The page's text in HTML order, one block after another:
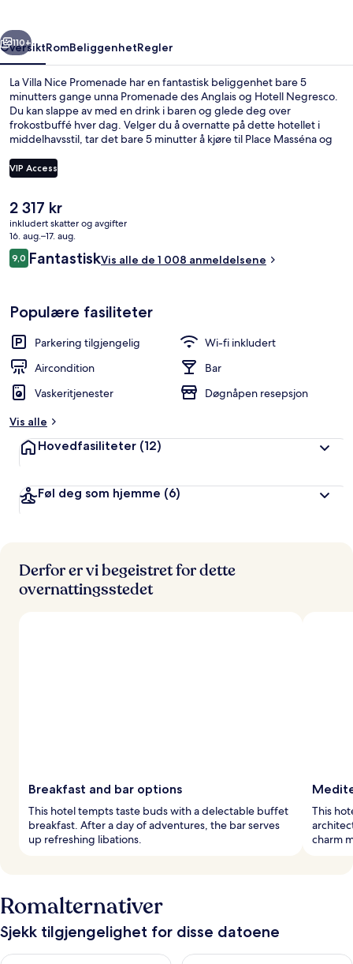
Neste
110+
OversiktRomBeliggenhetRegler
La Villa Nice Promenade har en fantastisk beliggenhet bare 5
minutters gange unna Promenade des Anglais og Hotell Negresco.
Du kan slappe av med en drink i baren og glede deg over
frokostbuffé hver dag. Velger du å overnatte på dette hotellet i
middelhavsstil, tar det bare 5 minutter å kjøre til Place Masséna og
betjeningen. Du kan gå til kollektivtransport: Det tar 5 minutter å gå
til Alsace - Lorraine trikkeholdeplass og 11 minutter å gå til Magnan
VIP Access
Den
nåværende
prisen
er
2 317 kr
2 317 kr
inkludert skatter og avgifter
16. aug.–17. aug.
Anmeldelser
9,09,0 av 10 –
FantastiskVis alle de 1 008 anmeldelsene
Populære fasiliteter
Parkering tilgjengelig
Wi-fi inkludert
Aircondition
Bar
Vaskeritjenester
Døgnåpen resepsjon
Vis alle
Hovedfasiliteter (12)
Føl deg som hjemme (6)
Derfor er vi begeistret for dette
overnattingsstedet
Breakfast and bar options
This hotel tempts taste buds with a delectable buffet
breakfast. After a day of adventures, the bar serves
up refreshing libations.
This
charm
Romalternativer
Sjekk tilgjengelighet for disse datoene